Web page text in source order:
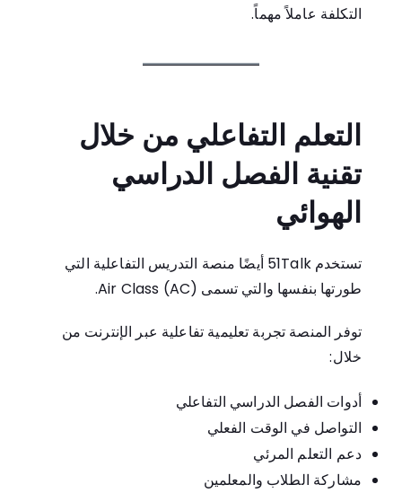
التكلفة عاملاً مهماً.
التعلم التفاعلي من خلال
تقنية الفصل الدراسي
الهوائي
تستخدم 51Talk أيضًا منصة التدريس التفاعلية التي
طورتها بنفسها والتي تسمى Air Class (AC).
توفر المنصة تجربة تعليمية تفاعلية عبر الإنترنت من
خلال:
أدوات الفصل الدراسي التفاعلي
التواصل في الوقت الفعلي
دعم التعلم المرئي
مشاركة الطلاب والمعلمين